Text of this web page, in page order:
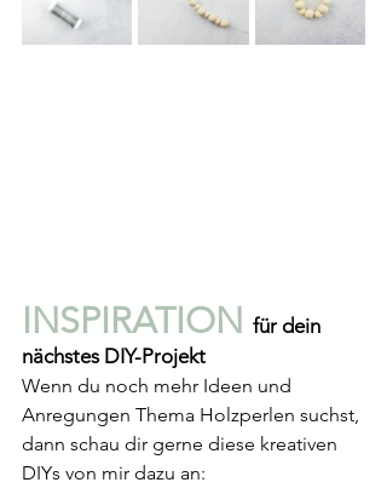
INSPIRATION für dein
nächstes DIY-Projekt
Wenn du noch mehr Ideen und
Anregungen Thema Holzperlen suchst,
dann schau dir gerne diese kreativen
DIYs von mir dazu an: